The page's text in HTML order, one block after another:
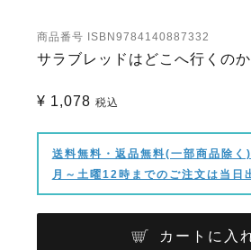
商品番号 ISBN9784140887332
サラブレッドはどこへ行くのか
¥ 1,078 税込
送料無料・返品無料(一部商品除く)
月～土曜12時までのご注文は当日
カートに入